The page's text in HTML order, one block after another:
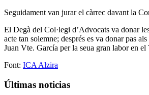
Seguidament van jurar el càrrec davant la
El Degà del Col·legi d’Advocats va donar
acte tan solemne; després es va donar pas
Juan Vte. García per la seua gran labor en el
Font: ICA Alzira
Últimas noticias